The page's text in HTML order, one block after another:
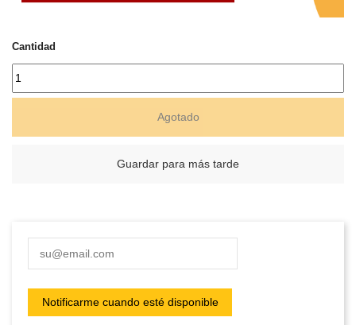
Cantidad
Agotado
Guardar para más tarde